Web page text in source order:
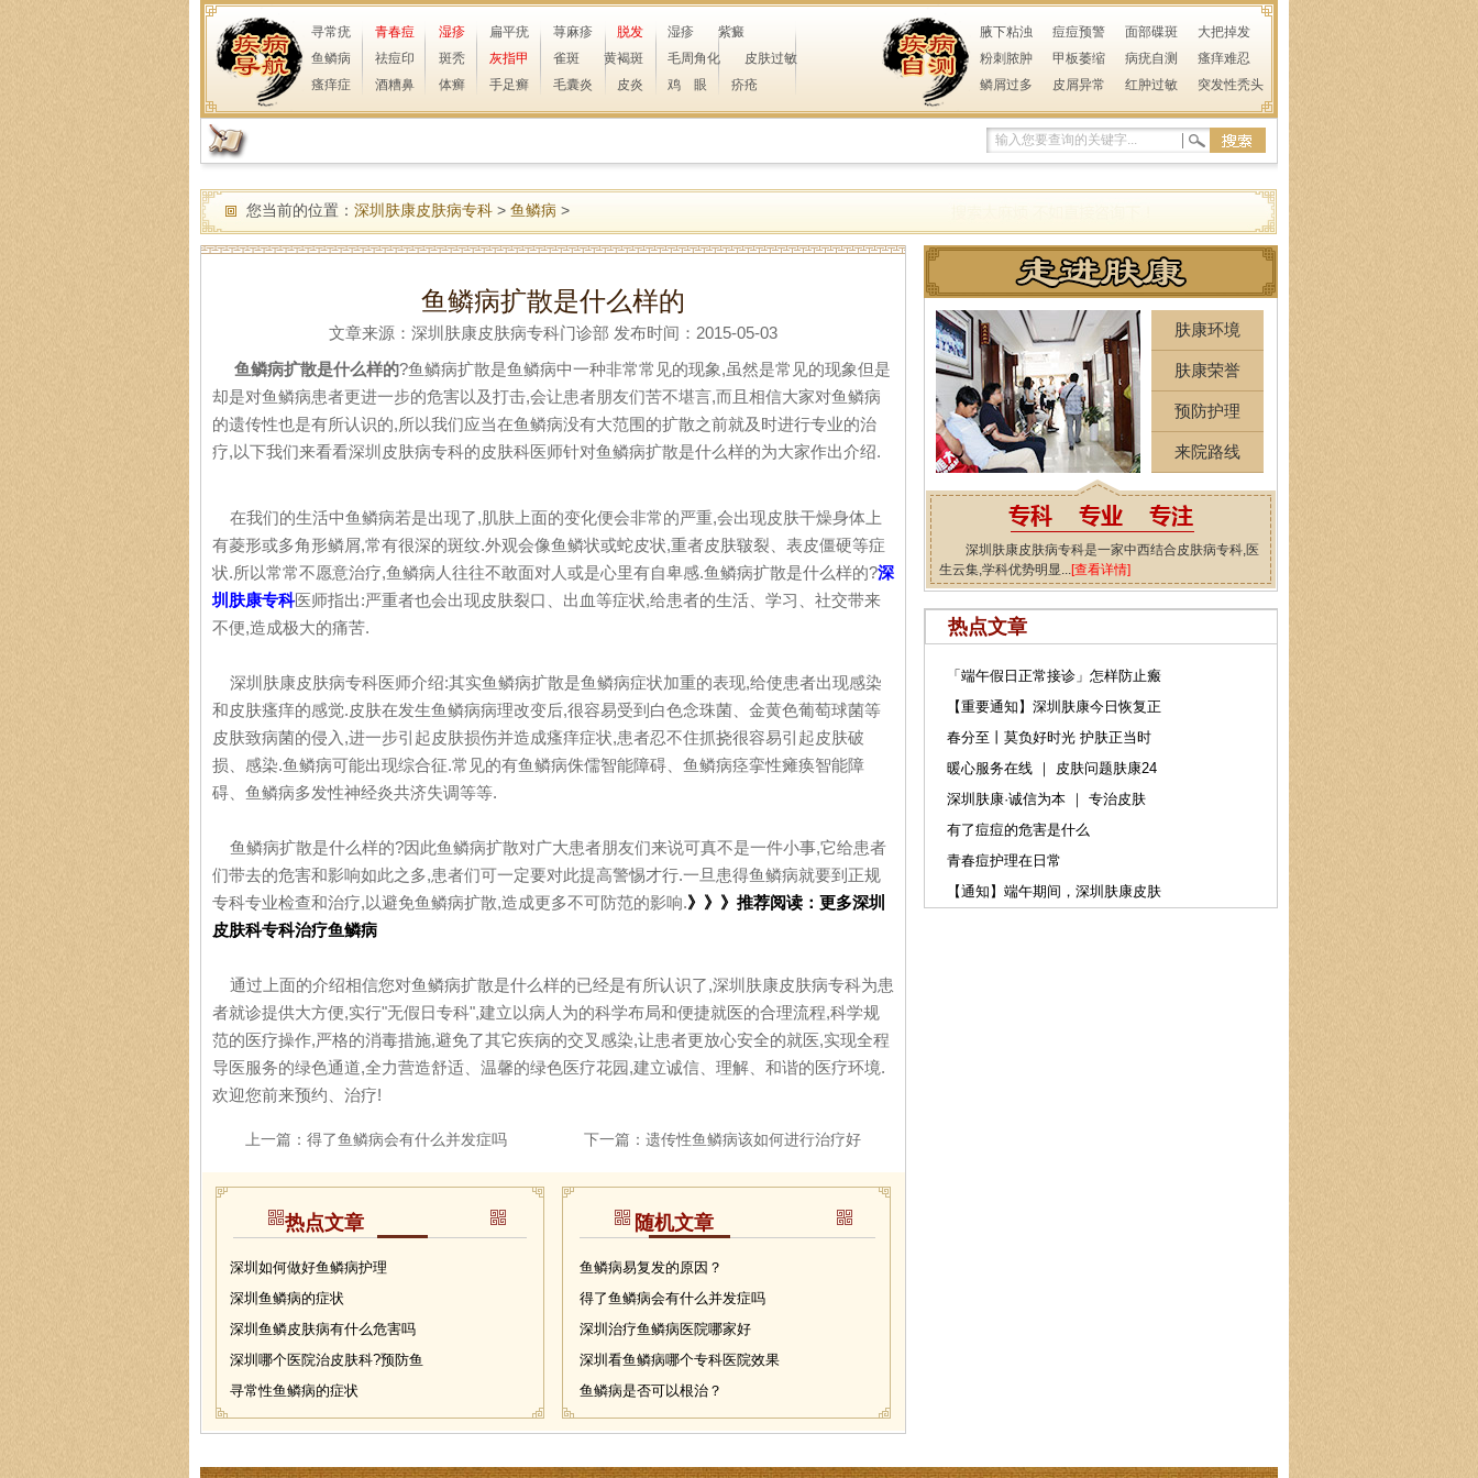
寻常疣 青春痘 湿疹 扁平疣 荨麻疹 脱发 湿疹
紫癜
鱼鳞病
祛痘印 斑秃 灰指甲 雀斑 黄褐斑 毛周角化
皮肤过敏
瘙痒症
酒糟鼻 体癣 手足癣 毛囊炎 皮炎 鸡 眼 疥疮
腋下粘浊 痘痘预警 面部碟斑
大把掉发
粉刺脓肿
甲板萎缩 病疣自测
瘙痒难忍
鳞屑过多
皮屑异常 红肿过敏 突发性秃头
您当前的位置： 深圳肤康皮肤病专科 > 鱼鳞病 >
鱼鳞病扩散是什么样的
文章来源：深圳肤康皮肤病专科门诊部 发布时间：2015-05-03
鱼鳞病扩散是什么样的?鱼鳞病扩散是鱼鳞病中一种非常常见的现象,虽然是常见的现象但是
却是对鱼鳞病患者更进一步的危害以及打击,会让患者朋友们苦不堪言,而且相信大家对鱼鳞病
的遗传性也是有所认识的,所以我们应当在鱼鳞病没有大范围的扩散之前就及时进行专业的治
疗,以下我们来看看深圳皮肤病专科的皮肤科医师针对鱼鳞病扩散是什么样的为大家作出介绍.
在我们的生活中鱼鳞病若是出现了,肌肤上面的变化便会非常的严重,会出现皮肤干燥身体上
有菱形或多角形鳞屑,常有很深的斑纹.外观会像鱼鳞状或蛇皮状,重者皮肤皲裂、表皮僵硬等症
状.所以常常不愿意治疗,鱼鳞病人往往不敢面对人或是心里有自卑感.鱼鳞病扩散是什么样的?深
圳肤康专科医师指出:严重者也会出现皮肤裂口、出血等症状,给患者的生活、学习、社交带来
不便,造成极大的痛苦.
深圳肤康皮肤病专科医师介绍:其实鱼鳞病扩散是鱼鳞病症状加重的表现,给使患者出现感染
和皮肤瘙痒的感觉.皮肤在发生鱼鳞病病理改变后,很容易受到白色念珠菌、金黄色葡萄球菌等
皮肤致病菌的侵入,进一步引起皮肤损伤并造成瘙痒症状,患者忍不住抓挠很容易引起皮肤破
损、感染.鱼鳞病可能出现综合征.常见的有鱼鳞病侏儒智能障碍、鱼鳞病痉挛性瘫痪智能障
碍、鱼鳞病多发性神经炎共济失调等等.
鱼鳞病扩散是什么样的?因此鱼鳞病扩散对广大患者朋友们来说可真不是一件小事,它给患者
们带去的危害和影响如此之多,患者们可一定要对此提高警惕才行.一旦患得鱼鳞病就要到正规
专科专业检查和治疗,以避免鱼鳞病扩散,造成更多不可防范的影响.》》》推荐阅读：更多深圳
皮肤科专科治疗鱼鳞病
通过上面的介绍相信您对鱼鳞病扩散是什么样的已经是有所认识了,深圳肤康皮肤病专科为患
者就诊提供大方便,实行"无假日专科",建立以病人为的科学布局和便捷就医的合理流程,科学规
范的医疗操作,严格的消毒措施,避免了其它疾病的交叉感染,让患者更放心安全的就医,实现全程
导医服务的绿色通道,全力营造舒适、温馨的绿色医疗花园,建立诚信、理解、和谐的医疗环境.
欢迎您前来预约、治疗!
上一篇： 得了鱼鳞病会有什么并发症吗 下一篇： 遗传性鱼鳞病该如何进行治疗好
热点文章
深圳如何做好鱼鳞病护理
深圳鱼鳞病的症状
深圳鱼鳞皮肤病有什么危害吗
深圳哪个医院治皮肤科?预防鱼
寻常性鱼鳞病的症状
随机文章
鱼鳞病易复发的原因？
得了鱼鳞病会有什么并发症吗
深圳治疗鱼鳞病医院哪家好
深圳看鱼鳞病哪个专科医院效果
鱼鳞病是否可以根治？
肤康环境
肤康荣誉
预防护理
来院路线
深圳肤康皮肤病专科是一家中西结合皮肤病专科,医
生云集,学科优势明显...[查看详情]
热点文章
「端午假日正常接诊」怎样防止瘢
【重要通知】深圳肤康今日恢复正
春分至丨莫负好时光 护肤正当时
暖心服务在线 ｜ 皮肤问题肤康24
深圳肤康·诚信为本 ｜ 专治皮肤
有了痘痘的危害是什么
青春痘护理在日常
【通知】端午期间，深圳肤康皮肤